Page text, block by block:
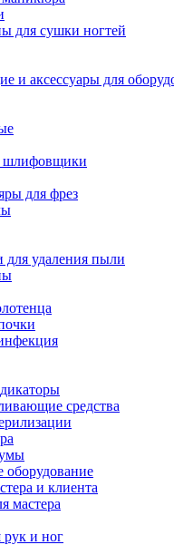
для сушки ногтей
и аксессуары для
шлифовщики
для фрез
удаления пыли
средства
оборудование
и клиента
мастера
рук и ног